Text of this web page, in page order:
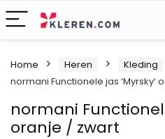
Home Heren Kleding
normani Functionele jas ‘Myrsky’
normani
oranje / zwart